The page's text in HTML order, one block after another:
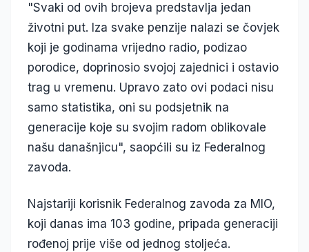
"Svaki od ovih brojeva predstavlja jedan
životni put. Iza svake penzije nalazi se čovjek
koji je godinama vrijedno radio, podizao
porodice, doprinosio svojoj zajednici i ostavio
trag u vremenu. Upravo zato ovi podaci nisu
samo statistika, oni su podsjetnik na
generacije koje su svojim radom oblikovale
našu današnjicu", saopćili su iz Federalnog
zavoda.
Najstariji korisnik Federalnog zavoda za MIO,
koji danas ima 103 godine, pripada generaciji
rođenoj prije više od jednog stoljeća.